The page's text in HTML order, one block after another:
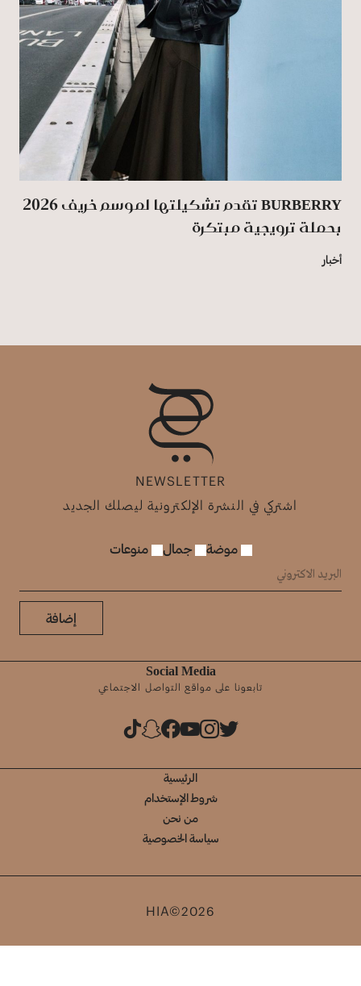
BURBERRY تقدم تشكيلتها لموسم خريف 2026
بحملة ترويجية مبتكرة
أخبار
NEWSLETTER
اشتركي في النشرة الإلكترونية ليصلك الجديد
موضة جمال منوعات
إضافة
Social Media
تابعونا على مواقع التواصل الاجتماعي
الرئيسية
شروط الإستخدام
من نحن
سياسة الخصوصية
HIA©2026